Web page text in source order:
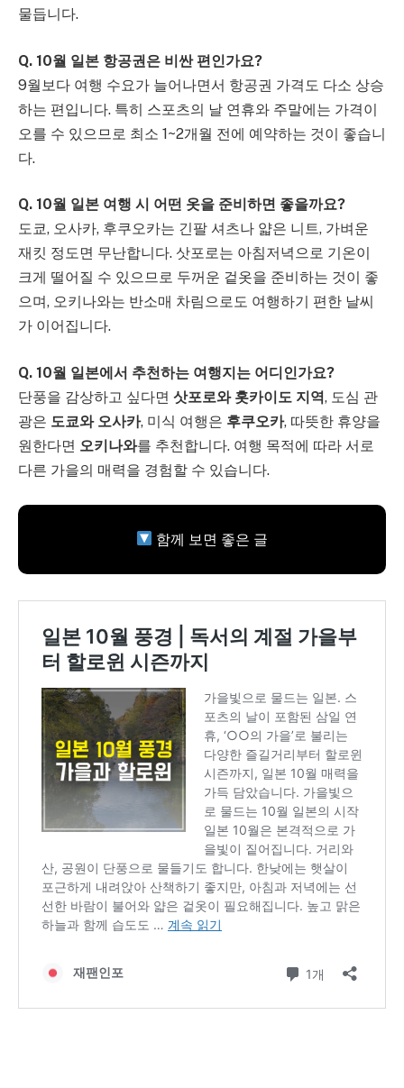
물듭니다.
Q. 10월 일본 항공권은 비싼 편인가요?
9월보다 여행 수요가 늘어나면서 항공권 가격도 다소 상승
하는 편입니다. 특히 스포츠의 날 연휴와 주말에는 가격이
오를 수 있으므로 최소 1~2개월 전에 예약하는 것이 좋습니
다.
Q. 10월 일본 여행 시 어떤 옷을 준비하면 좋을까요?
도쿄, 오사카, 후쿠오카는 긴팔 셔츠나 얇은 니트, 가벼운
재킷 정도면 무난합니다. 삿포로는 아침저녁으로 기온이
크게 떨어질 수 있으므로 두꺼운 겉옷을 준비하는 것이 좋
으며, 오키나와는 반소매 차림으로도 여행하기 편한 날씨
가 이어집니다.
Q. 10월 일본에서 추천하는 여행지는 어디인가요?
단풍을 감상하고 싶다면 삿포로와 홋카이도 지역, 도심 관
광은 도쿄와 오사카, 미식 여행은 후쿠오카, 따뜻한 휴양을
원한다면 오키나와를 추천합니다. 여행 목적에 따라 서로
다른 가을의 매력을 경험할 수 있습니다.
함께 보면 좋은 글